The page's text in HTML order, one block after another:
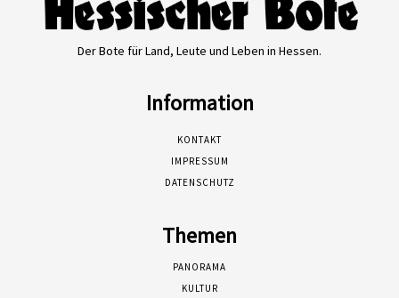
Der Bote für Land, Leute und Leben in Hessen.
Information
KONTAKT
IMPRESSUM
DATENSCHUTZ
Themen
PANORAMA
KULTUR